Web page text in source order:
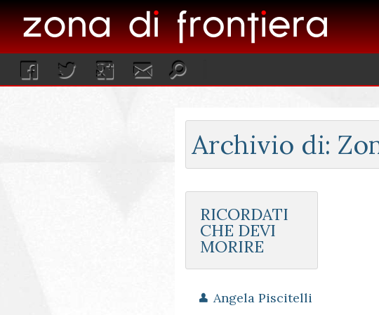
Archivio di:
RICORDATI
CHE DEVI
MORIRE
Angela Piscitelli